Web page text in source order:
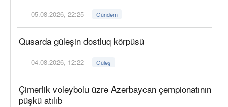
05.08.2026, 22:25 Gündəm
Qusarda güləşin dostluq körpüsü
04.08.2026, 12:22 Güləş
Çimərlik voleybolu üzrə Azərbaycan çempionatının
püşkü atılıb